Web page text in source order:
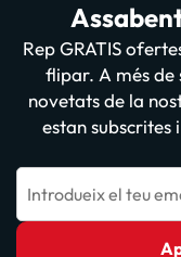
Rep GRATIS
flipar. A més de
novetats de la
estan
Introdueix el teu